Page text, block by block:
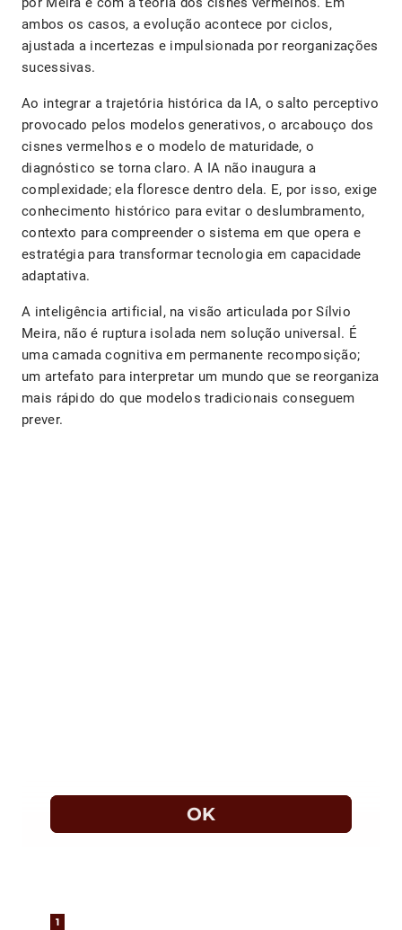
ambos os casos, a evolução acontece por ciclos,
ajustada a incertezas e impulsionada por reorganizações
sucessivas.
Ao integrar a trajetória histórica da IA, o salto perceptivo
provocado pelos modelos generativos, o arcabouço dos
cisnes vermelhos e o modelo de maturidade, o
diagnóstico se torna claro. A IA não inaugura a
complexidade; ela floresce dentro dela. E, por isso, exige
conhecimento histórico para evitar o deslumbramento,
contexto para compreender o sistema em que opera e
estratégia para transformar tecnologia em capacidade
adaptativa.
A inteligência artificial, na visão articulada por Sílvio
Meira, não é ruptura isolada nem solução universal. É
uma camada cognitiva em permanente recomposição;
um artefato para interpretar um mundo que se reorganiza
mais rápido do que modelos tradicionais conseguem
prever.